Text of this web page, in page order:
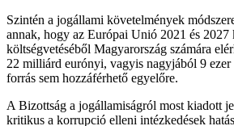
Szintén a jogállami követelmények
annak, hogy az Európai Unió 2021 és 2027
költségvetéséből Magyarország számára
22 milliárd eurónyi, vagyis nagyjából 9
forrás sem hozzáférhető egyelőre.
A Bizottság a jogállamiságról most kiadott
kritikus a korrupció elleni intézkedések